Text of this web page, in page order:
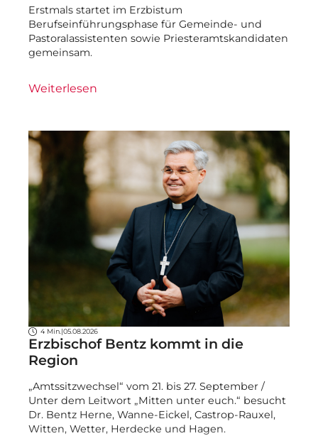
Erstmals startet im Erzbistum
Berufseinführungsphase für Gemeinde- und
Pastoralassistenten sowie Priesteramtskandidaten
gemeinsam.
Weiterlesen
4 Min.| 05.08.2026
Erzbischof Bentz kommt in die
Region
„Amtssitzwechsel“ vom 21. bis 27. September /
Unter dem Leitwort „Mitten unter euch.“ besucht
Dr. Bentz Herne, Wanne-Eickel, Castrop-Rauxel,
Witten, Wetter, Herdecke und Hagen.